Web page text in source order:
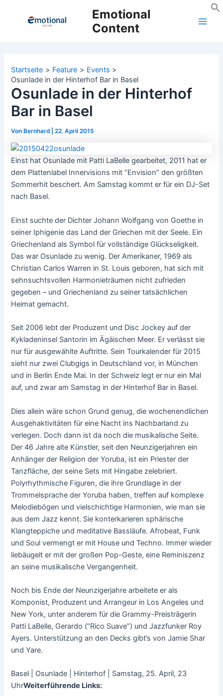
Emotional
Content
Startseite Feature
Events
Osunlade in der Hinterhof Bar in Basel
Osunlade in der Hinterhof
Bar in Basel
Von Bernhard |22. April 2015
Einst hat Osunlade mit Patti LaBelle gearbeitet, 2011 hat er
dem Plattenlabel Innervisions mit “Envision” den größten
Sommerhit beschert. Am Samstag kommt er für ein DJ-Set
nach Basel.
Einst suchte der Dichter Johann Wolfgang von Goethe in
seiner Iphigenie das Land der Griechen mit der Seele. Ein
Griechenland als Symbol für vollständige Glückseligkeit.
Das war Osunlade zu wenig. Der Amerikaner, 1969 als
Christian Carlos Warren in St. Louis geboren, hat sich mit
sehnsuchtsvollen Harmonieträumen nicht zufrieden
gegeben – und Griechenland zu seiner tatsächlichen
Heimat gemacht.
Seit 2006 lebt der Produzent und Disc Jockey auf der
Kykladeninsel Santorin im Ägäischen Meer. Er verlässt sie
nur für ausgewählte Auftritte. Sein Tourkalender für 2015
sieht nur zwei Clubgigs in Deutschland vor, in München
und in Berlin Ende Mai. In der Schweiz legt er nur ein Mal
auf, und zwar am Samstag in der Hinterhof Bar in Basel.
Dies allein wäre schon Grund genug, die wochenendlichen
Ausgehaktivitäten für eine Nacht ins Nachbarland zu
verlegen. Doch dann ist da noch die musikalische Seite.
Der 46 Jahre alte Künstler, seit den Neunzigerjahren ein
Anhänger der Religion der Yoruba, ist ein Priester der
Tanzfläche, der seine Sets mit Hingabe zelebriert.
Polyrhythmische Figuren, die ihre Grundlage in der
Trommelsprache der Yoruba haben, treffen auf komplexe
Melodiebögen und vielschichtige Harmonien, wie man sie
aus dem Jazz kennt. Sie konterkarieren sphärische
Klangteppiche und meditative Bassläufe. Afrobeat, Funk
und Soul vermengt er mit House und Techno. Immer wieder
liebäugelt er mit der großen Pop-Geste, eine Reminiszenz
an seine musikalische Vergangenheit.
Noch bis Ende der Neunzigerjahre arbeitete er als
Komponist, Produzent und Arrangeur in Los Angeles und
New York, unter anderem für die Grammy-Preisträgerin
Patti LaBelle, Gerardo (“Rico Suave”) und Jazzfunker Roy
Ayers. Unterstützung an den Decks gibt’s von Jamie Shar
und Yare.
Basel | Osunlade | Hinterhof | Samstag, 25. April, 23
UhrWeiterführende Links: